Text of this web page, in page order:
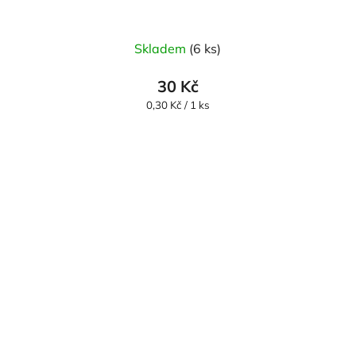
Skladem (6 ks)
30 Kč
Měrná
0,30 Kč / 1 ks